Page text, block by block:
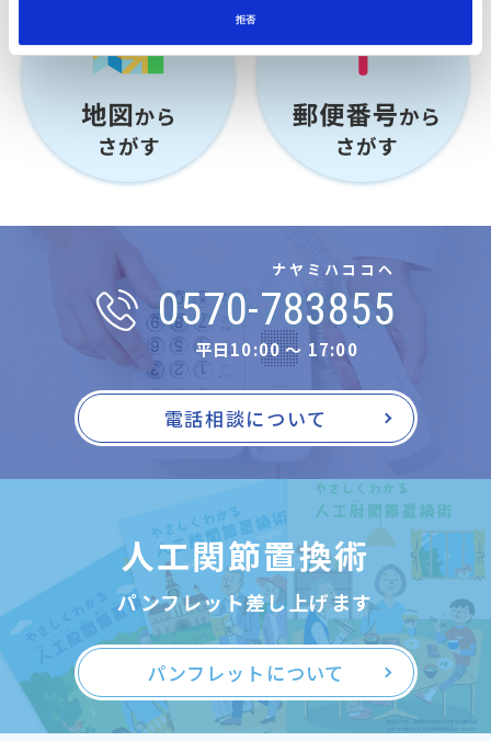
拒否
ナヤミハココヘ
0570-783855
平日10:00 〜 17:00
電話相談について
人工関節置換術
パンフレット差し上げます
パンフレットについて